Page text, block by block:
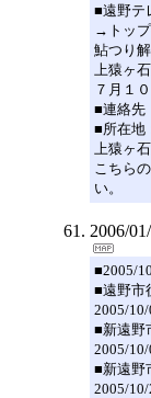
■遠野テ
→トッ
鮎つり
上猿ヶ
７月１
■連絡先
■所在地
上猿ヶ
こちら
い。
2006/
■2005/
■遠野市
2005/
■新遠野
2005/
■新遠野
2005/